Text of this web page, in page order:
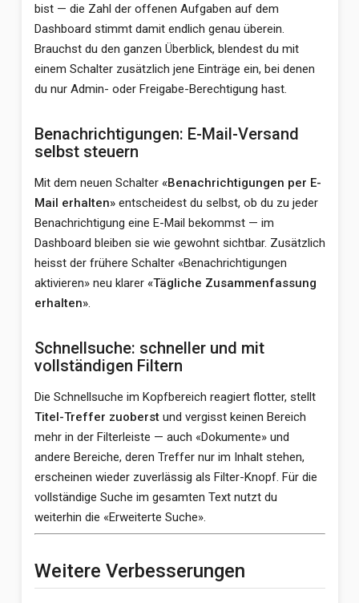
bist — die Zahl der offenen Aufgaben auf dem
Dashboard stimmt damit endlich genau überein.
Brauchst du den ganzen Überblick, blendest du mit
einem Schalter zusätzlich jene Einträge ein, bei denen
du nur Admin- oder Freigabe-Berechtigung hast.
Benachrichtigungen: E-Mail-Versand
selbst steuern
Mit dem neuen Schalter «Benachrichtigungen per E-
Mail erhalten»entscheidest du selbst, ob du zu jeder
Benachrichtigung eine E-Mail bekommst — im
Dashboard bleiben sie wie gewohnt sichtbar. Zusätzlich
heisst der frühere Schalter «Benachrichtigungen
aktivieren» neu klarer «Tägliche Zusammenfassung
erhalten».
Schnellsuche: schneller und mit
vollständigen Filtern
Die Schnellsuche im Kopfbereich reagiert flotter, stellt
Titel-Treffer zuoberstund vergisst keinen Bereich
mehr in der Filterleiste — auch «Dokumente» und
andere Bereiche, deren Treffer nur im Inhalt stehen,
erscheinen wieder zuverlässig als Filter-Knopf. Für die
vollständige Suche im gesamten Text nutzt du
weiterhin die «Erweiterte Suche».
Weitere Verbesserungen